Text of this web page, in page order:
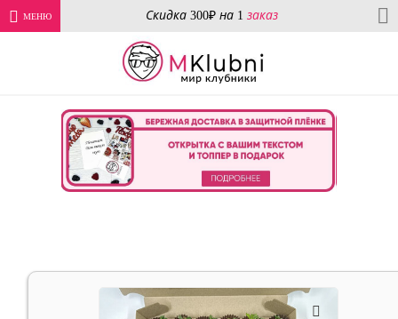
МЕНЮ Скидка 300₽ на 1заказ